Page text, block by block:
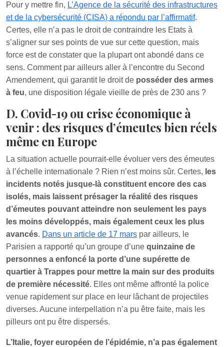
Pour y mettre fin, L’Agence de la sécurité des infrastructures
et de la cybersécurité (CISA) a répondu par l’affirmatif.
Certes, elle n’a pas le droit de contraindre les Etats à
s’aligner sur ses points de vue sur cette question, mais
force est de constater que la plupart ont abondé dans ce
sens. Comment par ailleurs aller à l’encontre du Second
Amendement, qui garantit le droit de posséder des armes
à feu, une disposition légale vieille de près de 230 ans ?
D. Covid-19 ou crise économique à
venir : des risques d’émeutes bien réels
même en Europe
La situation actuelle pourrait-elle évoluer vers des émeutes
à l’échelle internationale ? Rien n’est moins sûr. Certes, les
incidents notés jusque-là constituent encore des cas
isolés, mais laissent présager la réalité des risques
d’émeutes pouvant atteindre non seulement les pays
les moins développés, mais également ceux les plus
avancés. Dans un article de 17 mars par ailleurs, le
Parisien a rapporté qu’un groupe d’une quinzaine de
personnes a enfoncé la porte d’une supérette de
quartier à Trappes pour mettre la main sur des produits
de première nécessité. Elles ont même affronté la police
venue rapidement sur place en leur lâchant de projectiles
diverses. Aucune interpellation n’a pu être faite, mais les
pilleurs ont pu être dispersés.
L’Italie, foyer européen de l’épidémie, n’a pas également